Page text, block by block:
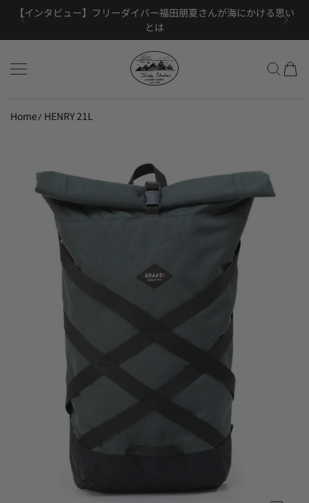
コンテンツにスキップ
【インタビュー】フリーダイバー福田朋夏さんが海にかける思い
とは
MAC IN A SACがYAMAHACKに掲載されました
【数量限定】BRAASI購入で特別ペンケースプレゼント！
Tsuda Shokai
Home HENRY 21L